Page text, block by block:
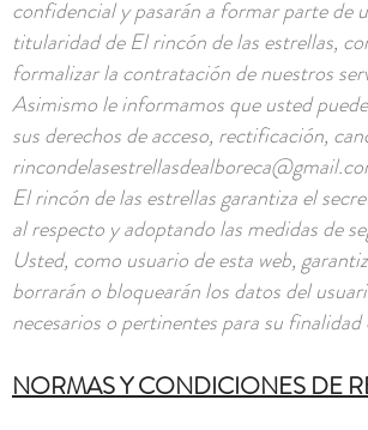
confidencial y pasarán a formar parte de
titularidad de El rincón de las estrellas,
formalizar la contratación de nuestros
Asimismo le informamos que usted
sus derechos de acceso, rectificación,
El rincón de las estrellas garantiza el
al respecto y adoptando las medidas de
Usted, como usuario de esta web,
borrarán o bloquearán los datos del
necesarios o pertinentes para su
NORMAS Y CONDICIONES DE